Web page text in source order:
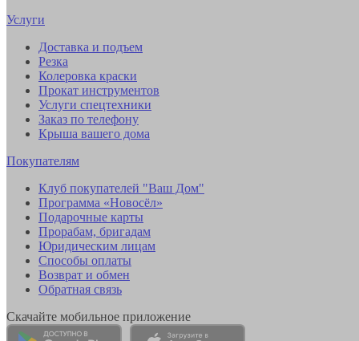
Услуги
Доставка и подъем
Резка
Колеровка краски
Прокат инструментов
Услуги спецтехники
Заказ по телефону
Крыша вашего дома
Покупателям
Клуб покупателей "Ваш Дом"
Программа «Новосёл»
Подарочные карты
Прорабам, бригадам
Юридическим лицам
Способы оплаты
Возврат и обмен
Обратная связь
Скачайте мобильное приложение